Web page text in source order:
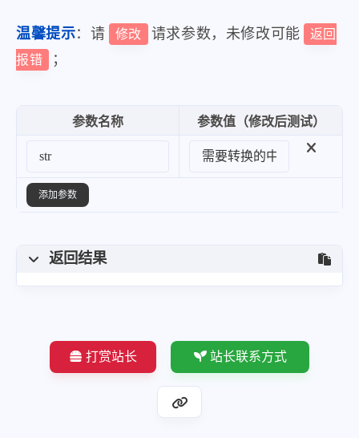
温馨提示：请 修改 请求参数，未修改可能
返回
报错
；
参数名称 参数值（修改后测试）
添加参数
返回结果
打赏站长 站长联系方式